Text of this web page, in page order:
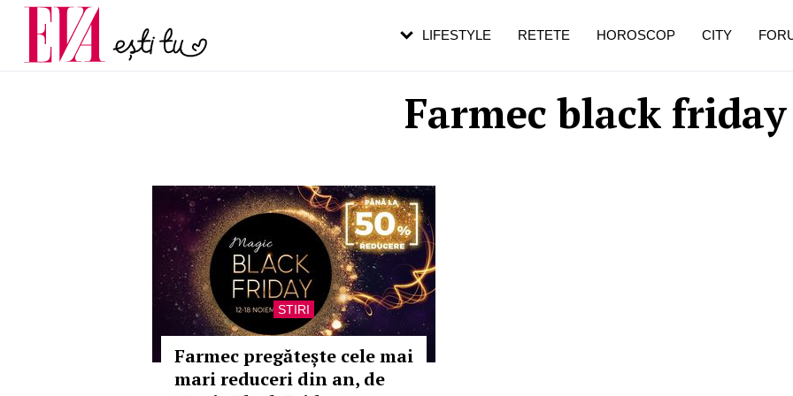
Farmec black friday
STIRI
Farmec pregătește cele mai
mari reduceri din an, de
LIFESTYLE RETETE HOROSCOP CITY
Carieră
Actualitate
pe măsură ce înaintezi în vârstă